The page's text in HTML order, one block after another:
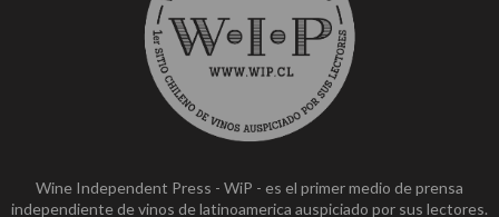
Wine Independent Press - WiP - es el primer medio de prensa
independiente de vinos de latinoamerica auspiciado por sus lectores.